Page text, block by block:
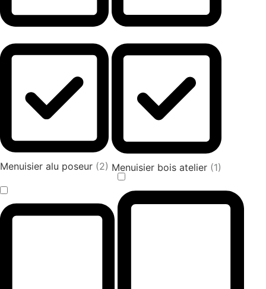
Menuisier alu poseur (2) Menuisier bois atelier (1)